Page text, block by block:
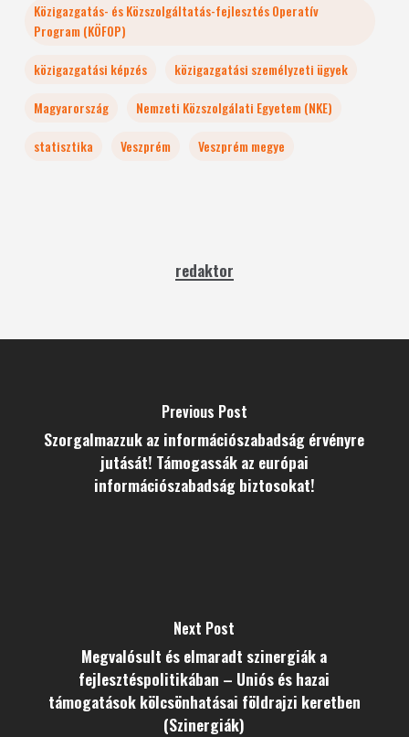
Közigazgatás- és Közszolgáltatás-fejlesztés Operatív
Program (KÖFOP)
közigazgatási képzés
közigazgatási személyzeti ügyek
Magyarország
Nemzeti Közszolgálati Egyetem (NKE)
statisztika
Veszprém Veszprém megye
redaktor
Previous Post
Szorgalmazzuk az információszabadság érvényre
jutását! Támogassák az európai
információszabadság biztosokat!
Next Post
Megvalósult és elmaradt szinergiák a
fejlesztéspolitikában – Uniós és hazai
támogatások kölcsönhatásai földrajzi keretben
(Szinergiák)